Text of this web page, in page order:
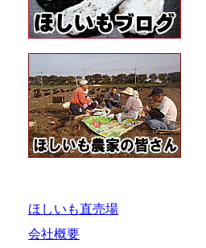
ほしいも直売場
会社概要